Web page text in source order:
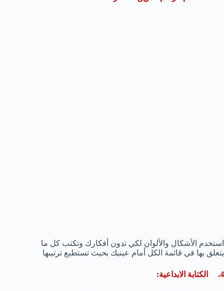
استخدم الأشكال والألوان لكي تدون أفكارك وتكتب كل ما
يتعلق بها في قائمة الكل أمام عينيك بحيث تستطيع ترتيبها
4. الكتابة الابداعية: